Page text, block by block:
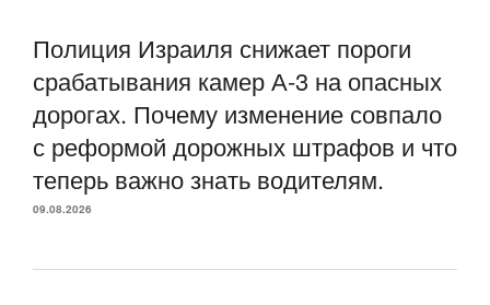
Полиция Израиля снижает пороги
срабатывания камер А-3 на опасных
дорогах. Почему изменение совпало
с реформой дорожных штрафов и что
теперь важно знать водителям.
09.08.2026